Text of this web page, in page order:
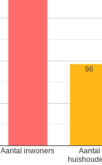
Aantal inwoners
Aantal
96